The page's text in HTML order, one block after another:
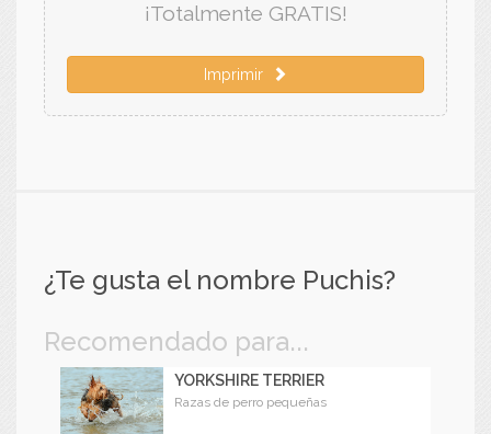
¡Totalmente GRATIS!
Imprimir
¿Te gusta el nombre Puchis?
Recomendado para...
YORKSHIRE TERRIER
Razas de perro pequeñas